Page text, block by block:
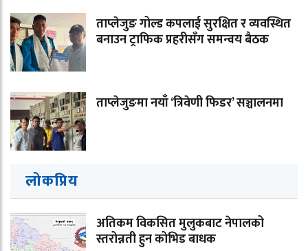
ताप्लेजुङ गोल्ड कपलाई सुरक्षित र व्यवस्थित
बनाउन ट्राफिक प्रहरीसँग समन्वय बैठक
ताप्लेजुङमा नयाँ ‘त्रिवेणी फिडर’ सञ्चालनमा
लोकप्रिय
अतिकम विकसित मुलुकबाट नेपालको
स्तरोन्नती हुन कोभिड बाधक